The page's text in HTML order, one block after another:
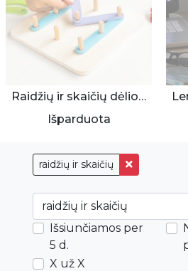
raidžių ir skaičių
Išsiunčiamos per
5 d.
X už X
Raidžių ir skaičių dėlionė vaizduotės lavinimui
Išparduota